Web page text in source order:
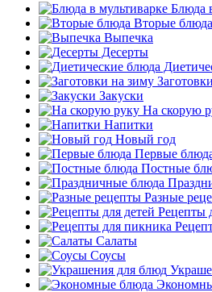
Блюда
Вторые блюда
Выпечка
Десерты
Закуски
На скорую
Напитки
Новый год
Первые
Постные
Разные
Рецепты
Салаты
Соусы